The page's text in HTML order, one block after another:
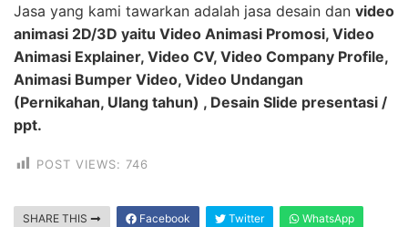
Jasa yang kami tawarkan adalah jasa desain dan video
animasi 2D/3D yaitu Video Animasi Promosi, Video
Animasi Explainer, Video CV, Video Company Profile,
Animasi Bumper Video, Video Undangan
(Pernikahan, Ulang tahun) , Desain Slide presentasi /
ppt.
POST VIEWS: 746
SHARE THIS Facebook Twitter WhatsApp